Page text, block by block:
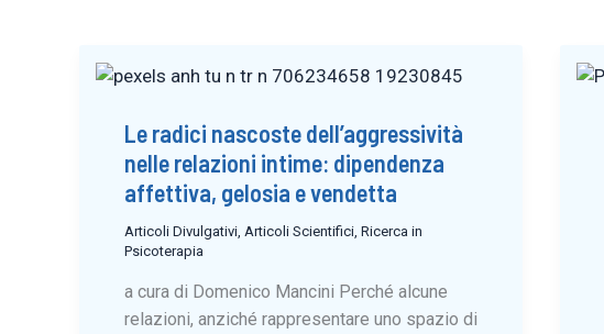
Le radici nascoste dell’aggressività
nelle relazioni intime: dipendenza
affettiva, gelosia e vendetta
Articoli Divulgativi, Articoli Scientifici, Ricerca in
Psicoterapia
a cura di Domenico Mancini Perché alcune
relazioni, anziché rappresentare uno spazio di